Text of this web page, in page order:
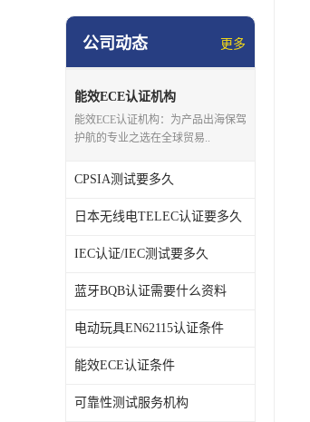
公司动态 更多
能效ECE认证机构
能效ECE认证机构：为产品出海保驾
护航的专业之选在全球贸易..
CPSIA测试要多久
日本无线电TELEC认证要多久
IEC认证/IEC测试要多久
蓝牙BQB认证需要什么资料
电动玩具EN62115认证条件
能效ECE认证条件
可靠性测试服务机构